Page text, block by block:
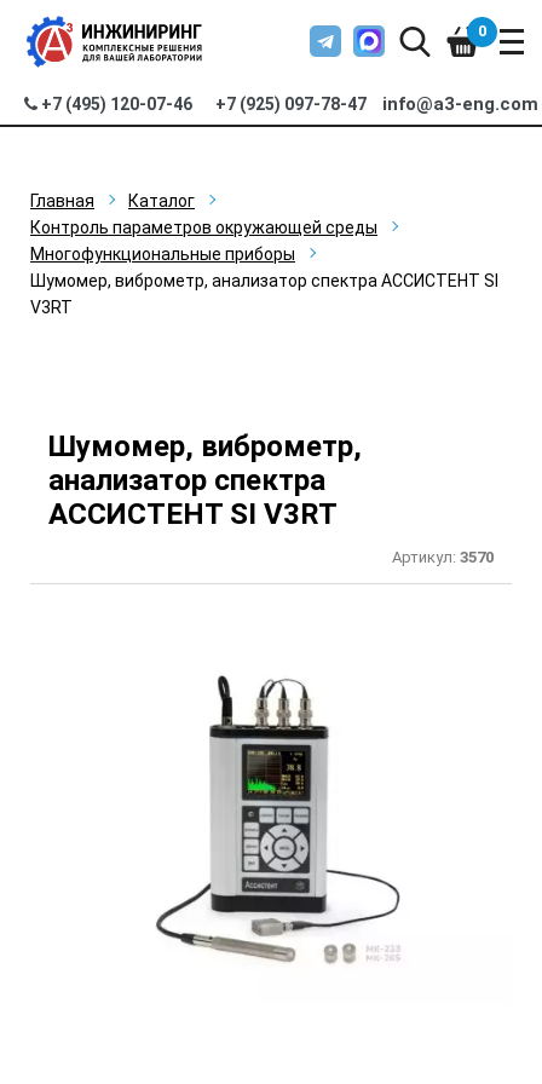
+7 (495) 120-07-46 +7 (925) 097-78-47 info@a3-eng.com
0
Главная
Каталог
Контроль параметров окружающей среды
Многофункциональные приборы
Шумомер, виброметр, анализатор спектра АССИСТЕНТ SI
V3RT
Шумомер, виброметр,
анализатор спектра
АССИСТЕНТ SI V3RT
Артикул: 3570